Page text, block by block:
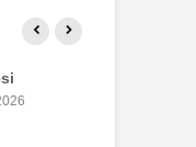
qisas